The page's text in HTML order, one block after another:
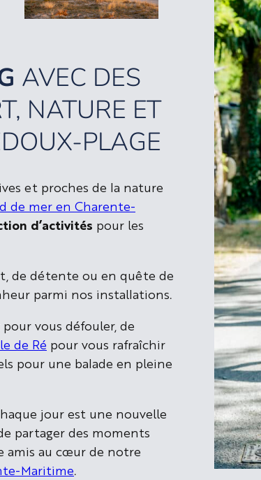
AVEC DES
NATURE ET
PLAGE
et proches de la nature
de mer en Charente-
d’activités pour les
de détente ou en quête de
parmi nos installations.
vous défouler, de
de Ré pour vous rafraîchir
pour une balade en pleine
jour est une nouvelle
partager des moments
amis au cœur de notre
Maritime.